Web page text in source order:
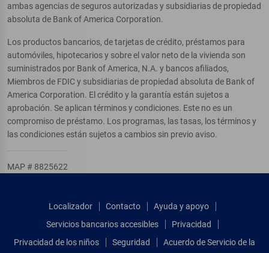
ambas agencias de seguros autorizadas y subsidiarias de propiedad
absoluta de Bank of America Corporation.
Los productos bancarios, de tarjetas de crédito, préstamos para
automóviles, hipotecarios y sobre el valor neto de la vivienda son
suministrados por Bank of America, N.A. y bancos afiliados,
Miembros de FDIC y subsidiarias de propiedad absoluta de Bank of
America Corporation. El crédito y la garantía están sujetos a
aprobación. Se aplican términos y condiciones. Este no es un
compromiso de préstamo. Los programas, las tasas, los términos y
las condiciones están sujetos a cambios sin previo aviso.
MAP # 8825622
Localizador Contacto
Ayuda y apoyo
Servicios bancarios accesibles
Privacidad
Privacidad de los niños
Seguridad Acuerdo de Servicio de la